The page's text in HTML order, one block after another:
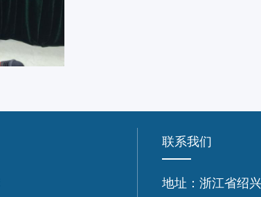
联系我们
地址：浙江省绍